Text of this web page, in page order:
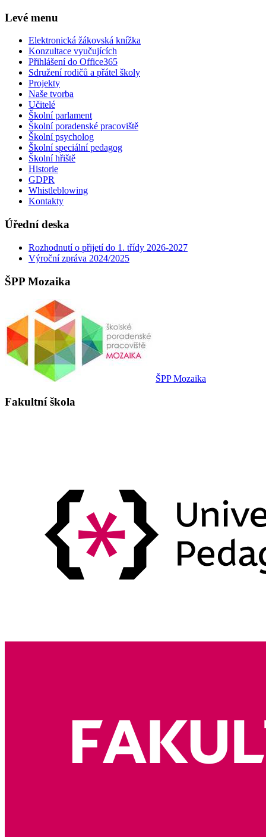
Levé menu
Elektronická žákovská knížka
Konzultace vyučujících
Přihlášení do Office365
Sdružení rodičů a přátel školy
Projekty
Naše tvorba
Učitelé
Školní parlament
Školní poradenské pracoviště
Školní psycholog
Školní speciální pedagog
Školní hřiště
Historie
GDPR
Whistleblowing
Kontakty
Úřední deska
Rozhodnutí o přijetí do 1. třídy 2026-2027
Výroční zpráva 2024/2025
ŠPP Mozaika
ŠPP Mozaika
Fakultní škola